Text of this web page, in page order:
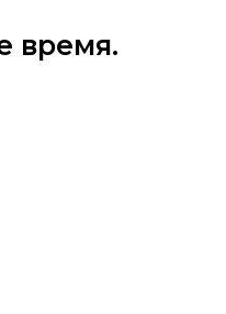
время.